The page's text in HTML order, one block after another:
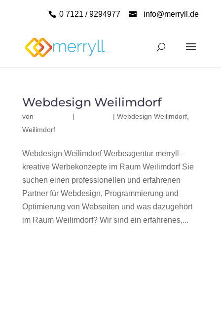
0 7121 / 9294977 info@merryll.de
Webdesign Weilimdorf
von | | Webdesign Weilimdorf,
Weilimdorf
Webdesign Weilimdorf Werbeagentur merryll –
kreative Werbekonzepte im Raum Weilimdorf Sie
suchen einen professionellen und erfahrenen
Partner für Webdesign, Programmierung und
Optimierung von Webseiten und was dazugehört
im Raum Weilimdorf? Wir sind ein erfahrenes,...